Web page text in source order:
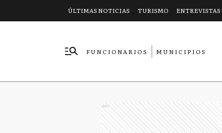
ÚLTIMAS NOTICIAS TURISMO ENTREVISTAS
FUNCIONARIOS
MUNICIPIOS
Ads